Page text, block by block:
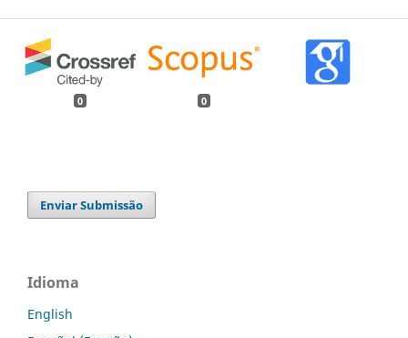
0 0
Enviar Submissão
Idioma
English